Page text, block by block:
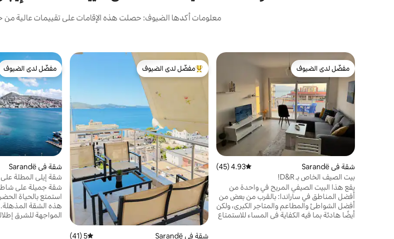
معلومات أكدها الضيوف: حصلت هذه الإقامات على تقييمات عالية من
مفضّل لدى الضيوف
مفضّل لدى الضيوف
شقة في Sarandë متوسط التقييم 4.93 من 5، 45 مراجعات
4.93 (45)
بيت الصيف الخاص بـ D&R!
يقع هذا البيت الصيفي المريح في واحدة من
أفضل المناطق في ساراندا: بالقرب من بعض من
أفضل الشواطئ والمطاعم والمتاجر الكبرى، ولكن
أيضًا هادئة بما فيه الكفاية في المساء للاستمتاع
من أبرز البيوت المفضّلة لدى الضيوف
مفضّل لدى الضيوف
شقة في Sarandë متوسط التقييم 5 من 5، 41 مراجعات
5 (41)
مفضّل لدى الضيوف
مفضّل لدى الضيوف
شقة في Sarandë
شقة إيلي المطلة على
شقة جميلة على
استمتع بالحياة
هذه الشقة المذهلة.
المواجهة للشرق